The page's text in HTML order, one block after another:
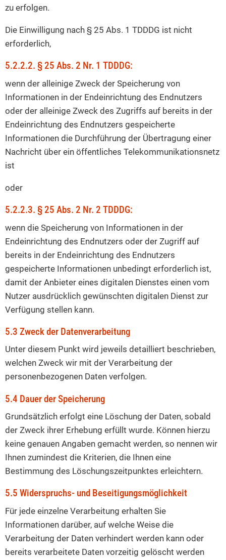
zu erfolgen.
Die Einwilligung nach § 25 Abs. 1 TDDDG ist nicht
erforderlich,
5.2.2.2. § 25 Abs. 2 Nr. 1 TDDDG:
wenn der alleinige Zweck der Speicherung von
Informationen in der Endeinrichtung des Endnutzers
oder der alleinige Zweck des Zugriffs auf bereits in der
Endeinrichtung des Endnutzers gespeicherte
Informationen die Durchführung der Übertragung einer
Nachricht über ein öffentliches Telekommunikationsnetz
ist
oder
5.2.2.3. § 25 Abs. 2 Nr. 2 TDDDG:
wenn die Speicherung von Informationen in der
Endeinrichtung des Endnutzers oder der Zugriff auf
bereits in der Endeinrichtung des Endnutzers
gespeicherte Informationen unbedingt erforderlich ist,
damit der Anbieter eines digitalen Dienstes einen vom
Nutzer ausdrücklich gewünschten digitalen Dienst zur
Verfügung stellen kann.
5.3 Zweck der Datenverarbeitung
Unter diesem Punkt wird jeweils detailliert beschrieben,
welchen Zweck wir mit der Verarbeitung der
personenbezogenen Daten verfolgen.
5.4 Dauer der Speicherung
Grundsätzlich erfolgt eine Löschung der Daten, sobald
der Zweck ihrer Erhebung erfüllt wurde. Können hierzu
keine genauen Angaben gemacht werden, so nennen wir
Ihnen zumindest die Kriterien, die Ihnen eine
Bestimmung des Löschungszeitpunktes erleichtern.
5.5 Widerspruchs- und Beseitigungsmöglichkeit
Für jede einzelne Verarbeitung erhalten Sie
Informationen darüber, auf welche Weise die
Verarbeitung der Daten verhindert werden kann oder
bereits verarbeitete Daten vorzeitig gelöscht werden